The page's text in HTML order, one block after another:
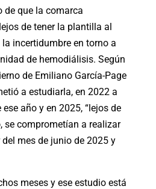
de que la comarca
de tener la plantilla al
incertidumbre en torno a
de hemodiálisis. Según
de Emiliano García-Page
a estudiarla, en 2022 a
año y en 2025, “lejos de
se comprometían a realizar
mes de junio de 2025 y
meses y ese estudio está